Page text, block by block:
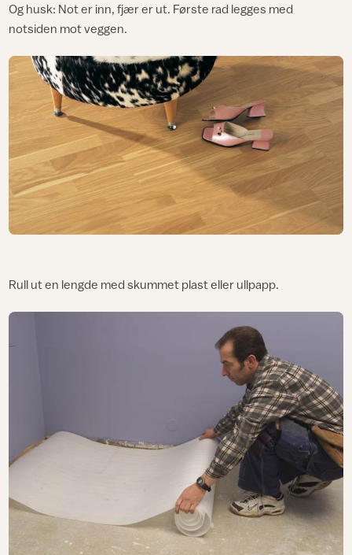
Og husk: Not er inn, fjær er ut. Første rad legges med
notsiden mot veggen.
Rull ut en lengde med skummet plast eller ullpapp.